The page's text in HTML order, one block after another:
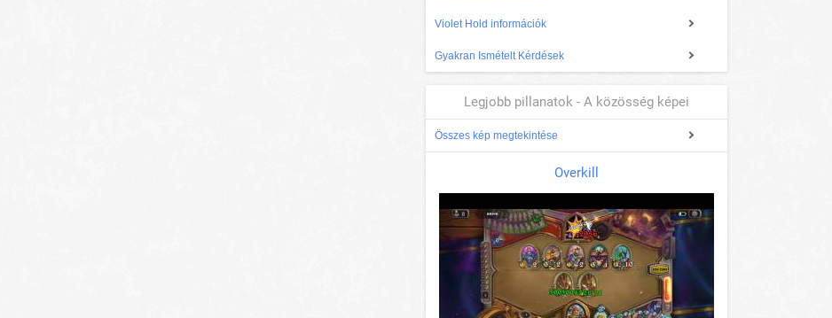
Violet Hold információk
Gyakran Ismételt Kérdések
Legjobb pillanatok - A közösség képei
Összes kép megtekintése
Overkill